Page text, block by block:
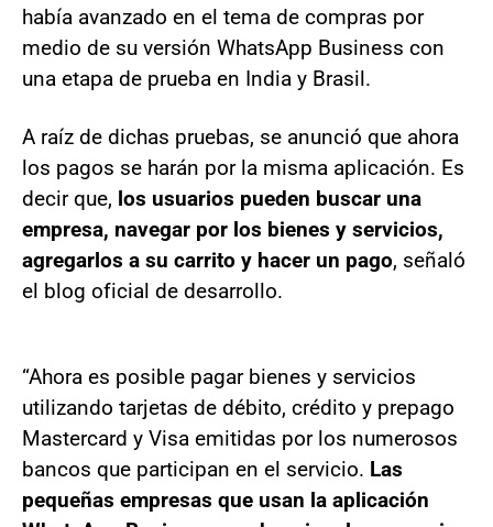
había avanzado en el tema de compras por
medio de su versión WhatsApp Business con
una etapa de prueba en India y Brasil.
A raíz de dichas pruebas, se anunció que ahora
los pagos se harán por la misma aplicación. Es
decir que, los usuarios pueden buscar una
empresa, navegar por los bienes y servicios,
agregarlos a su carrito y hacer un pago, señaló
el blog oficial de desarrollo.
“Ahora es posible pagar bienes y servicios
utilizando tarjetas de débito, crédito y prepago
Mastercard y Visa emitidas por los numerosos
bancos que participan en el servicio. Las
pequeñas empresas que usan la aplicación